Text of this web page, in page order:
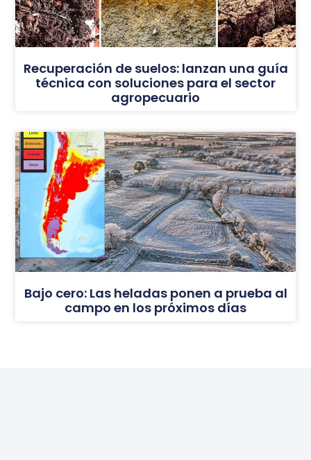
Recuperación de suelos: lanzan una guía
técnica con soluciones para el sector
agropecuario
Bajo cero: Las heladas ponen a prueba al
campo en los próximos días